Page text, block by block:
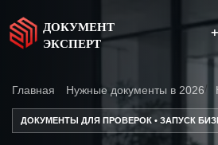
ДОКУМЕНТ
ЭКСПЕРТ
Главная Нужные документы в 2026
ДОКУМЕНТЫ ДЛЯ ПРОВЕРОК • ЗАПУСК